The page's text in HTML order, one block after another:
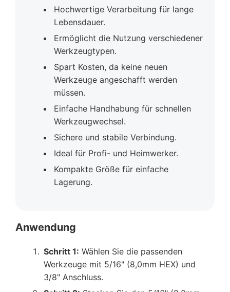
Hochwertige Verarbeitung für lange
Lebensdauer.
Ermöglicht die Nutzung verschiedener
Werkzeugtypen.
Spart Kosten, da keine neuen
Werkzeuge angeschafft werden
müssen.
Einfache Handhabung für schnellen
Werkzeugwechsel.
Sichere und stabile Verbindung.
Ideal für Profi- und Heimwerker.
Kompakte Größe für einfache
Lagerung.
Anwendung
Schritt 1: Wählen Sie die passenden
Werkzeuge mit 5/16" (8,0mm HEX) und
3/8" Anschluss.